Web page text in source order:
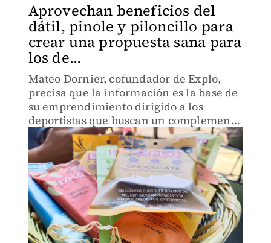
Aprovechan beneficios del
dátil, pinole y piloncillo para
crear una propuesta sana para
los de...
Mateo Dornier, cofundador de Explo,
precisa que la información es la base de
su emprendimiento dirigido a los
deportistas que buscan un complemento
nutricional sano para potencializar su
capacidad física